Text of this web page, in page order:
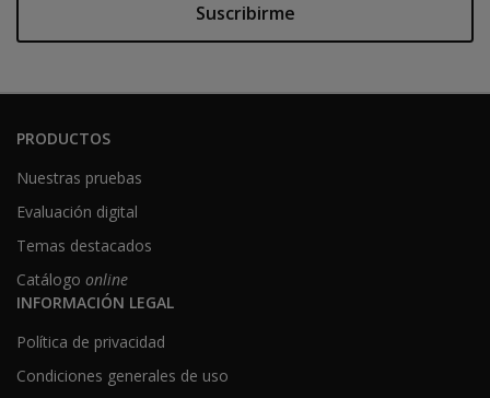
Suscribirme
PRODUCTOS
Nuestras pruebas
Evaluación digital
Temas destacados
Catálogo online
INFORMACIÓN LEGAL
Política de privacidad
Condiciones generales de uso